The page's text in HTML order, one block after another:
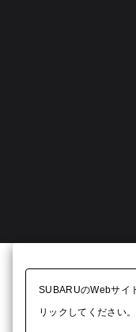
SUBARUのWebサイ
リックしてください。​